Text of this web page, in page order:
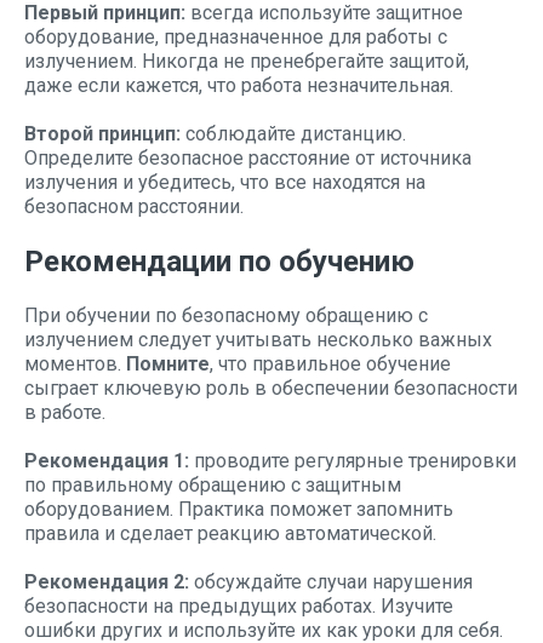
Первый принцип: всегда используйте защитное
оборудование, предназначенное для работы с
излучением. Никогда не пренебрегайте защитой,
даже если кажется, что работа незначительная.
Второй принцип: соблюдайте дистанцию.
Определите безопасное расстояние от источника
излучения и убедитесь, что все находятся на
безопасном расстоянии.
Рекомендации по обучению
При обучении по безопасному обращению с
излучением следует учитывать несколько важных
моментов. Помните, что правильное обучение
сыграет ключевую роль в обеспечении безопасности
в работе.
Рекомендация 1: проводите регулярные тренировки
по правильному обращению с защитным
оборудованием. Практика поможет запомнить
правила и сделает реакцию автоматической.
Рекомендация 2: обсуждайте случаи нарушения
безопасности на предыдущих работах. Изучите
ошибки других и используйте их как уроки для себя.